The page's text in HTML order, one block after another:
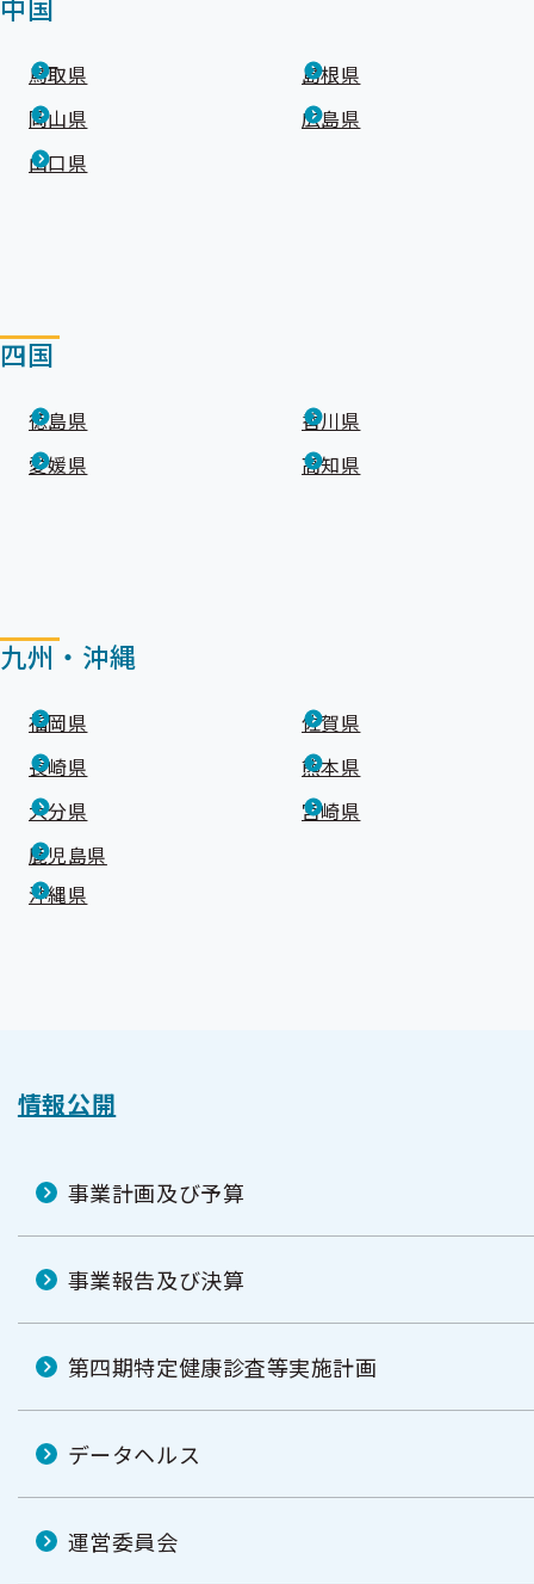
鳥取県
島根県
岡山県
広島県
山口県
四国
徳島県
香川県
愛媛県
高知県
九州・沖縄
福岡県
佐賀県
長崎県
熊本県
大分県
宮崎県
鹿児島県
沖縄県
情報公開
事業計画及び予算
事業報告及び決算
第四期特定健康診査等実施計画
データヘルス
運営委員会